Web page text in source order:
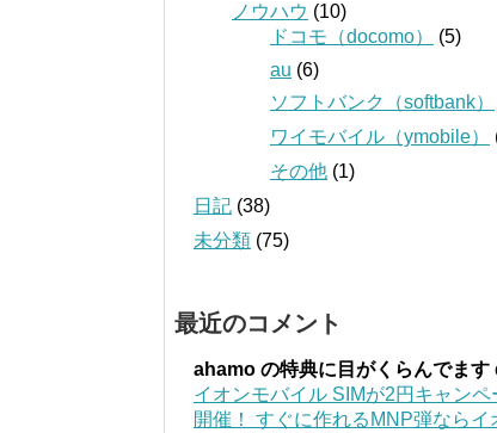
ノウハウ (10)
ドコモ（docomo）
(5)
au (6)
ソフトバンク（softbank）
ワイモバイル（ymobile）
その他 (1)
日記 (38)
未分類 (75)
最近のコメント
ahamo の特典に目がくらんでます
イオンモバイル SIMが2円キャンペ
開催！ すぐに作れるMNP弾ならイ